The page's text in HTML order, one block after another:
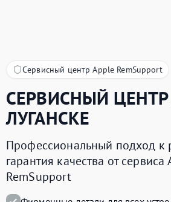
Сервисный центр Apple RemSupport
СЕРВИСНЫЙ
ЛУГАНСКЕ
Профессиональный подход к
гарантия качества от сервиса
RemSupport